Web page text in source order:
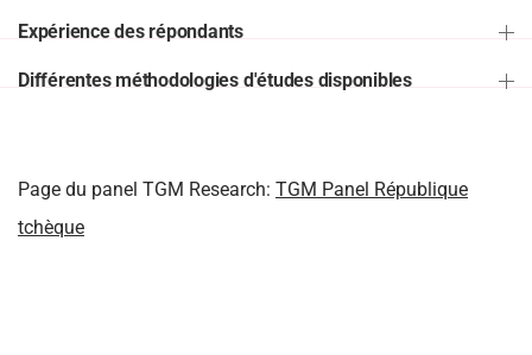
Expérience des répondants
Différentes méthodologies d'études disponibles
Page du panel TGM Research: TGM Panel République
tchèque